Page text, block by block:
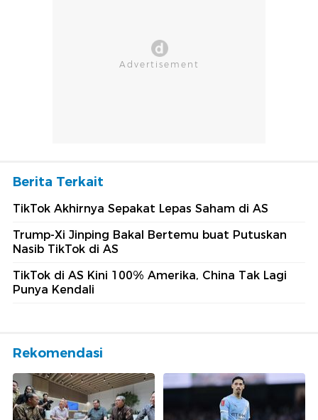
Berita Terkait
TikTok Akhirnya Sepakat Lepas Saham di AS
Trump-Xi Jinping Bakal Bertemu buat Putuskan
Nasib TikTok di AS
TikTok di AS Kini 100% Amerika, China Tak Lagi
Punya Kendali
Rekomendasi